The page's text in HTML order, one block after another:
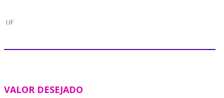
UF
VALOR DESEJADO